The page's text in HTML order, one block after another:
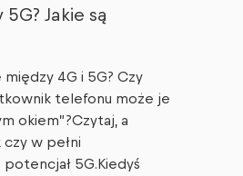
5G? Jakie są
między 4G i 5G? Czy
telefonu może je
okiem”?Czytaj, a
czy w pełni
5G.Kiedyś